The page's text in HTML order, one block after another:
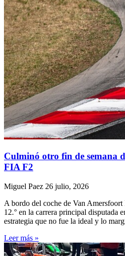
Culminó otro fin de semana
FIA F2
Miguel Paez 26 julio, 2026
A bordo del coche de Van
12.° en la carrera principal disputada
estrategia que no fue la ideal y lo
Leer más »